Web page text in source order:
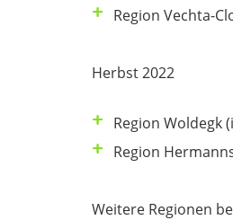
Region Vechta-
Herbst 2022
Region Woldegk
Region
Weitere Regionen